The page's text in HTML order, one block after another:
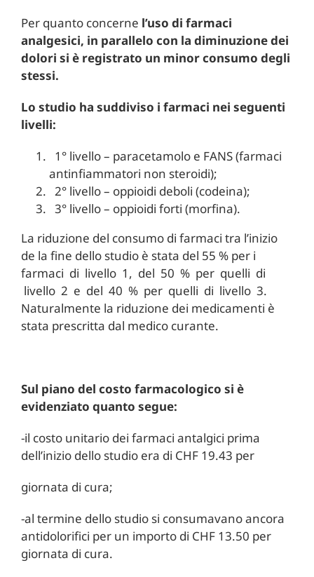
Per quanto concerne l’uso di farmaci
analgesici, in parallelo con la diminuzione dei
dolori si è registrato un minor consumo degli
stessi.
Lo studio ha suddiviso i farmaci nei seguenti
livelli:
1° livello – paracetamolo e FANS (farmaci
antinfiammatori non steroidi);
2° livello – oppioidi deboli (codeina);
3° livello – oppioidi forti (morfina).
La riduzione del consumo di farmaci tra l’inizio
de la fine dello studio è stata del 55 % per i
farmaci di livello 1, del 50 % per quelli di
livello 2 e del 40 % per quelli di livello 3.
Naturalmente la riduzione dei medicamenti è
stata prescritta dal medico curante.
Sul piano del costo farmacologico si è
evidenziato quanto segue:
-il costo unitario dei farmaci antalgici prima
dell’inizio dello studio era di CHF 19.43 per
giornata di cura;
-al termine dello studio si consumavano ancora
antidolorifici per un importo di CHF 13.50 per
giornata di cura.